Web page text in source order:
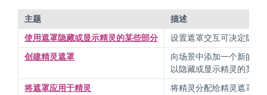
主题
描述
使用遮罩隐藏或显示精灵的某些部分
设置遮罩交互可决定隐藏
创建精灵遮罩
向场景中添加一个新的精
以隐藏或显示精灵的某些
将遮罩应用于精灵
将精灵分配给精灵遮罩组